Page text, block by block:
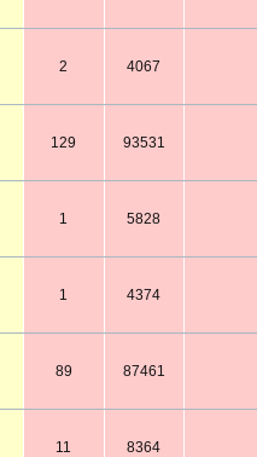
2 4067
129 93531
1 5828
1 4374
89 87461
11 8364